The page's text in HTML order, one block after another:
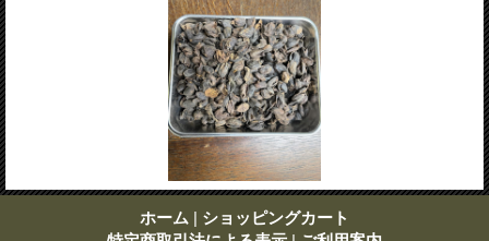
ホーム | ショッピングカート